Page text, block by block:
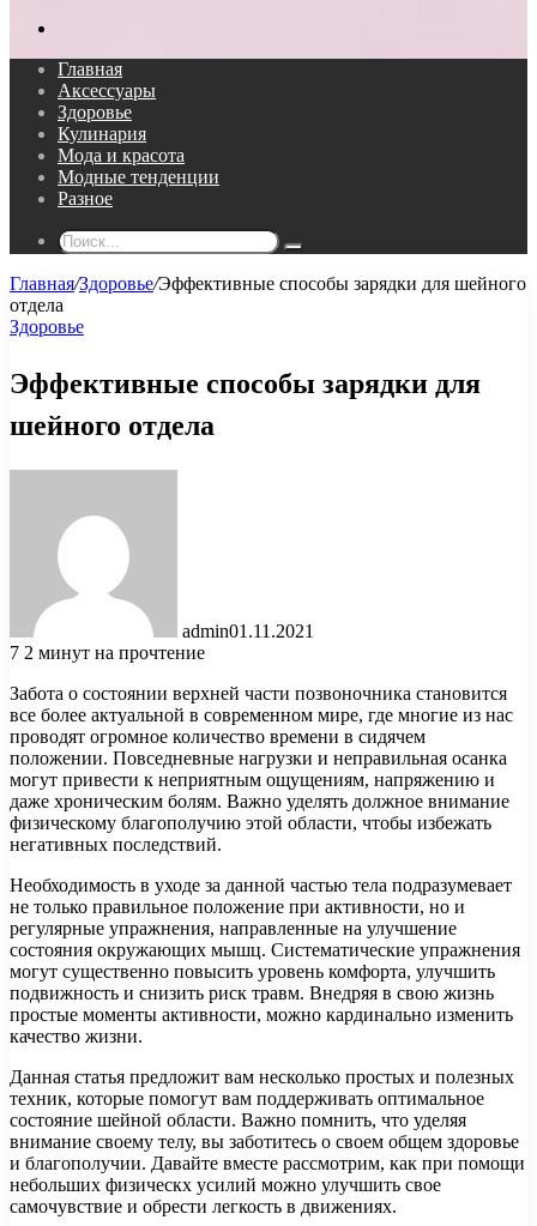
Главная
Аксессуары
Здоровье
Кулинария
Мода и красота
Модные тенденции
Разное
Поиск...
Главная/Здоровье/Эффективные способы зарядки для шейного
отдела
Здоровье
Эффективные способы зарядки для
шейного отдела
admin01.11.2021
7 2 минут на прочтение
Забота о состоянии верхней части позвоночника становится
все более актуальной в современном мире, где многие из нас
проводят огромное количество времени в сидячем
положении. Повседневные нагрузки и неправильная осанка
могут привести к неприятным ощущениям, напряжению и
даже хроническим болям. Важно уделять должное внимание
физическому благополучию этой области, чтобы избежать
негативных последствий.
Необходимость в уходе за данной частью тела подразумевает
не только правильное положение при активности, но и
регулярные упражнения, направленные на улучшение
состояния окружающих мышц. Систематические упражнения
могут существенно повысить уровень комфорта, улучшить
подвижность и снизить риск травм. Внедряя в свою жизнь
простые моменты активности, можно кардинально изменить
качество жизни.
Данная статья предложит вам несколько простых и полезных
техник, которые помогут вам поддерживать оптимальное
состояние шейной области. Важно помнить, что уделяя
внимание своему телу, вы заботитесь о своем общем здоровье
и благополучии. Давайте вместе рассмотрим, как при помощи
небольших физическх усилий можно улучшить свое
самочувствие и обрести легкость в движениях.